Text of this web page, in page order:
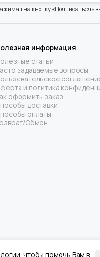
на кнопку «Подписаться»
информация
статьи
задаваемые вопросы
и политика
оформить заказ
доставки
оплаты
Обмен
чтобы помочь Вам в